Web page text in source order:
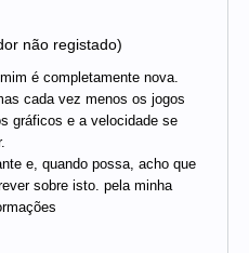
não registado)
é completamente nova.
cada vez menos os jogos
gráficos e a velocidade se
e, quando possa, acho que
sobre isto. pela minha